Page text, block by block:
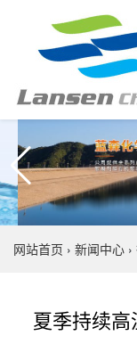
网站首页 › 新闻中心 ›
夏季持续